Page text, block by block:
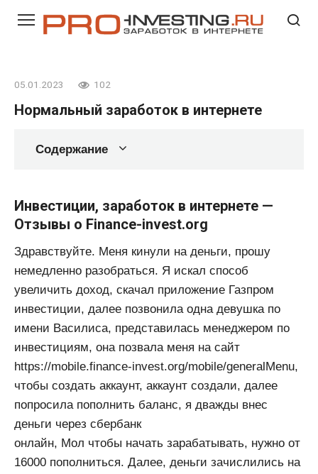
05.01.2023 102
Нормальный заработок в интернете
Содержание
Инвестиции, заработок в интернете —
Отзывы о Finance-invest.org
Здравствуйте. Меня кинули на деньги, прошу
немедленно разобраться. Я искал способ
увеличить доход, скачал приложение Газпром
инвестиции, далее позвонила одна девушка по
имени Василиса, представилась менеджером по
инвестициям, она позвала меня на сайт
https://mobile.finance-invest.org/mobile/generalMenu,
чтобы создать аккаунт, аккаунт создали, далее
попросила пополнить баланс, я дважды внес
деньги через сбербанк
онлайн, Мол чтобы начать зарабатывать, нужно от
16000 пополниться. Далее, деньги зачислились на